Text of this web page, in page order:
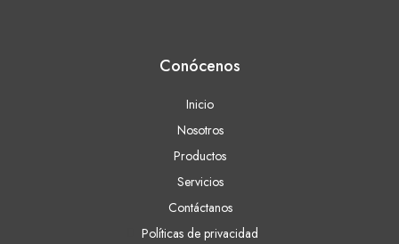
Conócenos
Inicio
Nosotros
Productos
Servicios
Contáctanos
Políticas de privacidad